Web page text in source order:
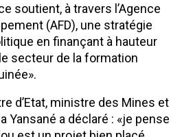
soutient, à travers l’Agence
(AFD), une stratégie
en finançant à hauteur
secteur de la formation
d’Etat, ministre des Mines et
Yansané a déclaré : «je pense